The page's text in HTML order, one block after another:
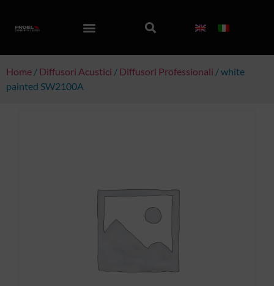
Home / Diffusori Acustici / Diffusori Professionali / white
painted SW2100A